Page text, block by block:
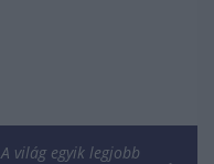
A világ egyik legjobb